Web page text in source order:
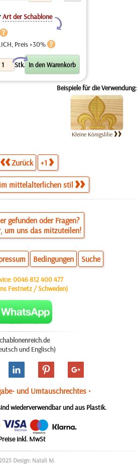
Art der Schablone
Y
Preis +30%
Stk.
X
Beispiele für die Verwendung:
Kleine Königslilie
Zurück +1
mittelalterlichen stil
gefunden oder Fragen?
um uns das mitzuteilen!
Bedingungen Suche
0046 812 400 477
Festnetz / Schweden)
und Englisch)
und Umtauschrechtes •
wiederverwendbar und aus Plastik.
inkl. MwSt
Design: Natali M.